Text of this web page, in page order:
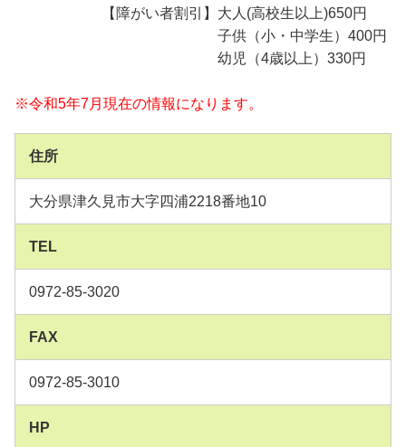
【障がい者割引】大人(高校生以上)650円
子供（小・中学生）400円
幼児（4歳以上）330円
※令和5年7月現在の情報になります。
住所
大分県津久見市大字四浦2218番地10
TEL
0972-85-3020
FAX
0972-85-3010
HP